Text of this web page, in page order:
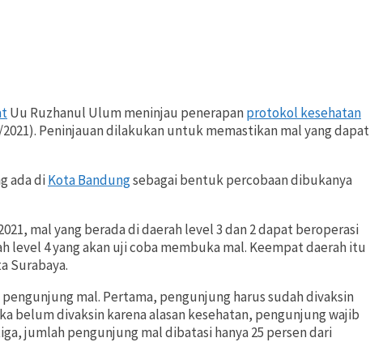
Uu Ruzhanul Ulum meninjau penerapanprotokol kesehatan
Peninjauan dilakukan untuk memastikan mal yang dapat
ada diKota Bandungsebagai bentuk percobaan dibukanya
mal yang berada di daerah level 3 dan 2 dapat beroperasi
level 4 yang akan uji coba membuka mal. Keempat daerah itu
Surabaya.
mal. Pertama, pengunjung harus sudah divaksin
belum divaksin karena alasan kesehatan, pengunjung wajib
jumlah pengunjung mal dibatasi hanya 25 persen dari